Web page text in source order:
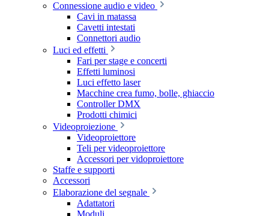
Connessione audio e video
Cavi in matassa
Cavetti intestati
Connettori audio
Luci ed effetti
Fari per stage e concerti
Effetti luminosi
Luci effetto laser
Macchine crea fumo, bolle, ghiaccio
Controller DMX
Prodotti chimici
Videoproiezione
Videoproiettore
Teli per videoproiettore
Accessori per vidoproiettore
Staffe e supporti
Accessori
Elaborazione del segnale
Adattatori
Moduli